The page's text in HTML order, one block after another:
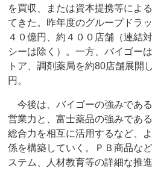
を買収、または資本提携等によ
てきた。昨年度のグループドラ
４０億円、約４００店舗（連結
シーは除く）。一方、バイゴー
トア、調剤薬局を約80店舗展開
円。
今後は、バイゴーの強みであ
営業力と、富士薬品の強みであ
総合力を相互に活用するなど、
係を構築していく。ＰＢ商品な
ステム、人材教育等の詳細な推